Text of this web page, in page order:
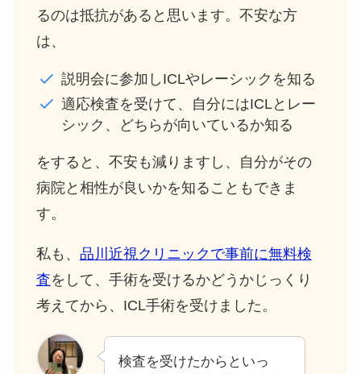
るのは抵抗があると思います。不安な方
は、
説明会に参加しICLやレーシックを知る
適応検査を受けて、自分にはICLとレー
シック、どちらが向いているか知る
をすると、不安も減りますし、自分がその
病院と相性が良いかを知ることもできま
す。
私も、 品川近視クリニックで事前に無料検
査をして、手術を受けるかどうかじっくり
考えてから、ICL手術を受けました。
検査を受けたからといっ